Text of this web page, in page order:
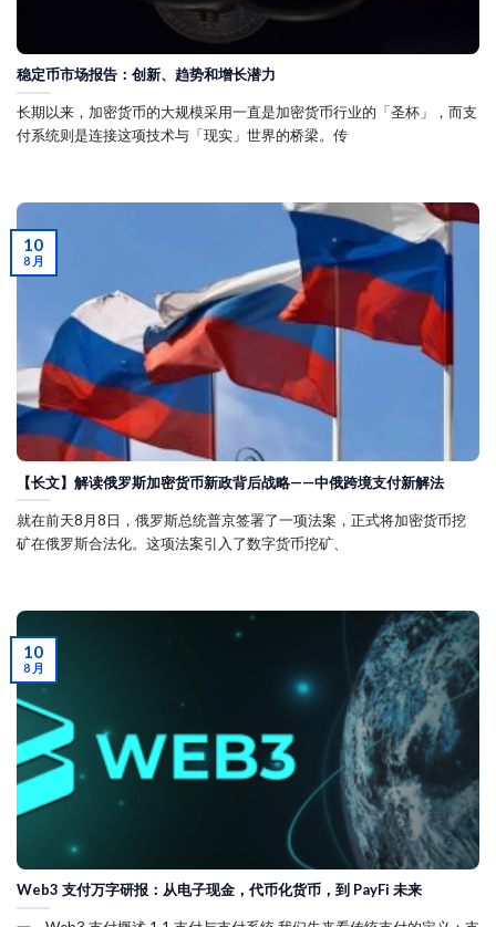
稳定币市场报告：创新、趋势和增长潜力
长期以来，加密货币的大规模采用一直是加密货币行业的「圣杯」，而支
付系统则是连接这项技术与「现实」世界的桥梁。传
【长文】解读俄罗斯加密货币新政背后战略——中俄跨境支付新解法
就在前天8月8日，俄罗斯总统普京签署了一项法案，正式将加密货币挖
矿在俄罗斯合法化。这项法案引入了数字货币挖矿、
10
8 月
Web3 支付万字研报：从电子现金，代币化货币，到 PayFi 未来
10
8 月